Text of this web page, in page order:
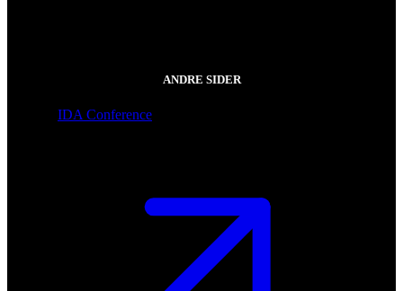
ANDRE SIDER
IDA Conference